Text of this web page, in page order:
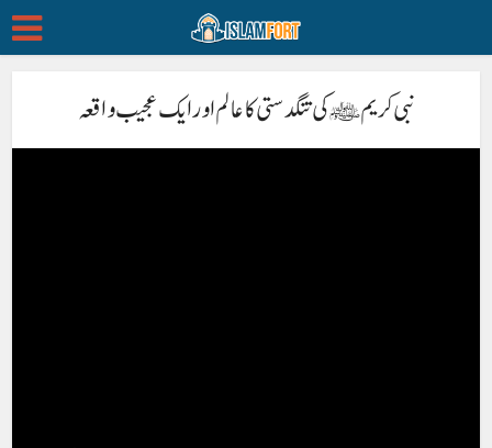
نبی کریم ﷺ کی تنگدستی کا عالم اور ایک عجیب واقعہ